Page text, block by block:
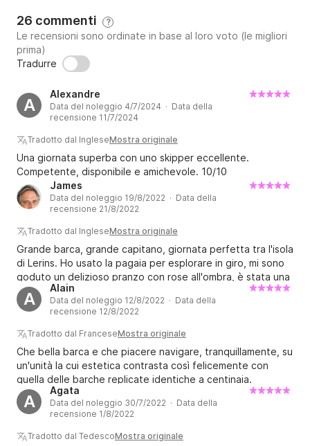
26 commenti ?
Le recensioni sono ordinate in base al loro voto (le migliori
prima)
Tradurre
A
Alexandre
Data del noleggio 4/7/2024 · Data della
recensione 11/7/2024
Tradotto dal IngleseMostra originale
Una giornata superba con uno skipper eccellente.
Competente, disponibile e amichevole. 10/10
James
Data del noleggio 19/8/2022 · Data della
recensione 21/8/2022
Tradotto dal IngleseMostra originale
Grande barca, grande capitano, giornata perfetta tra l'isola
di Lerins. Ho usato la pagaia per esplorare in giro, mi sono
goduto un delizioso pranzo con rose all'ombra, è stata una
giornata fantastica!
A
Alain
Data del noleggio 12/8/2022 · Data della
recensione 12/8/2022
Tradotto dal FranceseMostra originale
Che bella barca e che piacere navigare, tranquillamente, su
un'unità la cui estetica contrasta così felicemente con
quella delle barche replicate identiche a centinaia.
A
Agata
Data del noleggio 30/7/2022 · Data della
recensione 1/8/2022
Tradotto dal TedescoMostra originale